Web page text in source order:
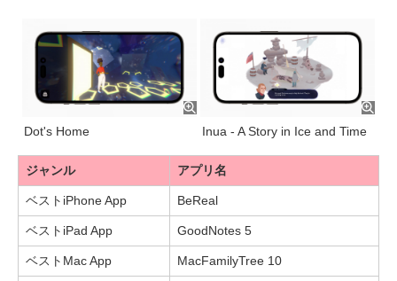
Dot's Home Inua - A Story in Ice and Time
ジャンル アプリ名
ベストiPhone App BeReal
ベストiPad App GoodNotes 5
ベストMac App MacFamilyTree 10